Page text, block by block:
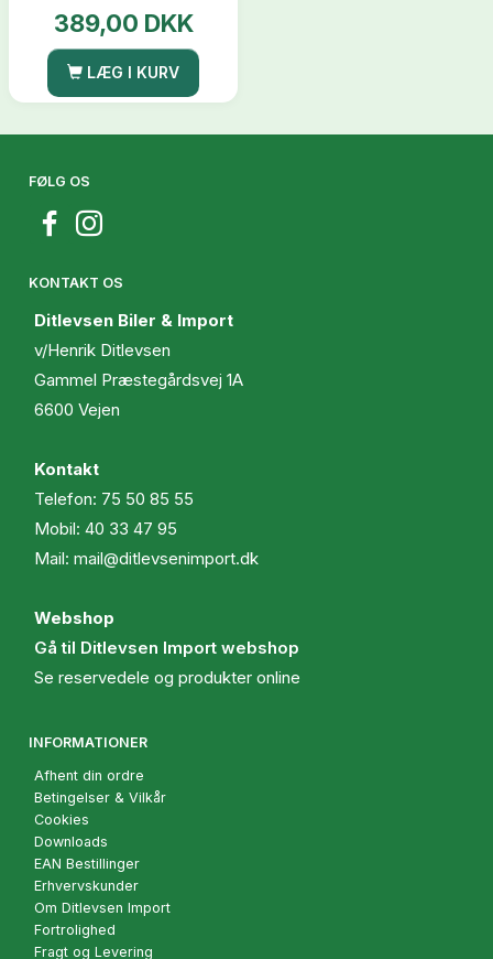
389,00 DKK
LÆG I KURV
FØLG OS
KONTAKT OS
Ditlevsen Biler & Import
v/Henrik Ditlevsen
Gammel Præstegårdsvej 1A
6600 Vejen
Kontakt
Telefon: 75 50 85 55
Mobil: 40 33 47 95
Mail: mail@ditlevsenimport.dk
Webshop
Gå til Ditlevsen Import webshop
Se reservedele og produkter online
INFORMATIONER
Afhent din ordre
Betingelser & Vilkår
Cookies
Downloads
EAN Bestillinger
Erhvervskunder
Om Ditlevsen Import
Fortrolighed
Fragt og Levering